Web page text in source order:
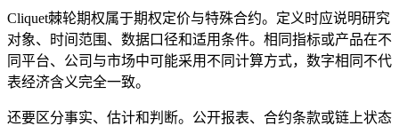
Cliquet棘轮期权属于期权定价与特殊合约。定义时应说明研究
对象、时间范围、数据口径和适用条件。相同指标或产品在不
同平台、公司与市场中可能采用不同计算方式，数字相同不代
表经济含义完全一致。
还要区分事实、估计和判断。公开报表、合约条款或链上状态